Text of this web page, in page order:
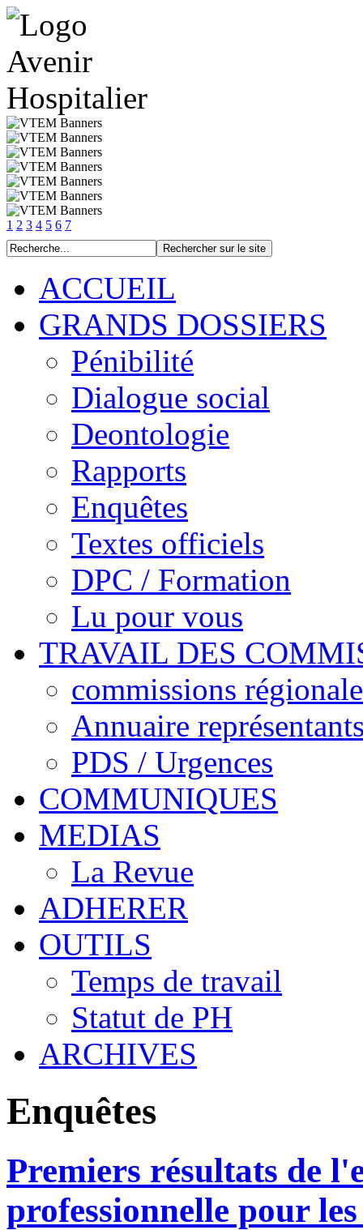
1 2 3 4 5 6 7
ACCUEIL
GRANDS DOSSIERS
Pénibilité
Dialogue social
Deontologie
Rapports
Enquêtes
Textes officiels
DPC / Formation
Lu pour vous
TRAVAIL DES
commissions
Annuaire
PDS / Urgences
COMMUNIQUES
MEDIAS
La Revue
ADHERER
OUTILS
Temps de travail
Statut de PH
ARCHIVES
Enquêtes
Premiers résultats de
professionnelle pour